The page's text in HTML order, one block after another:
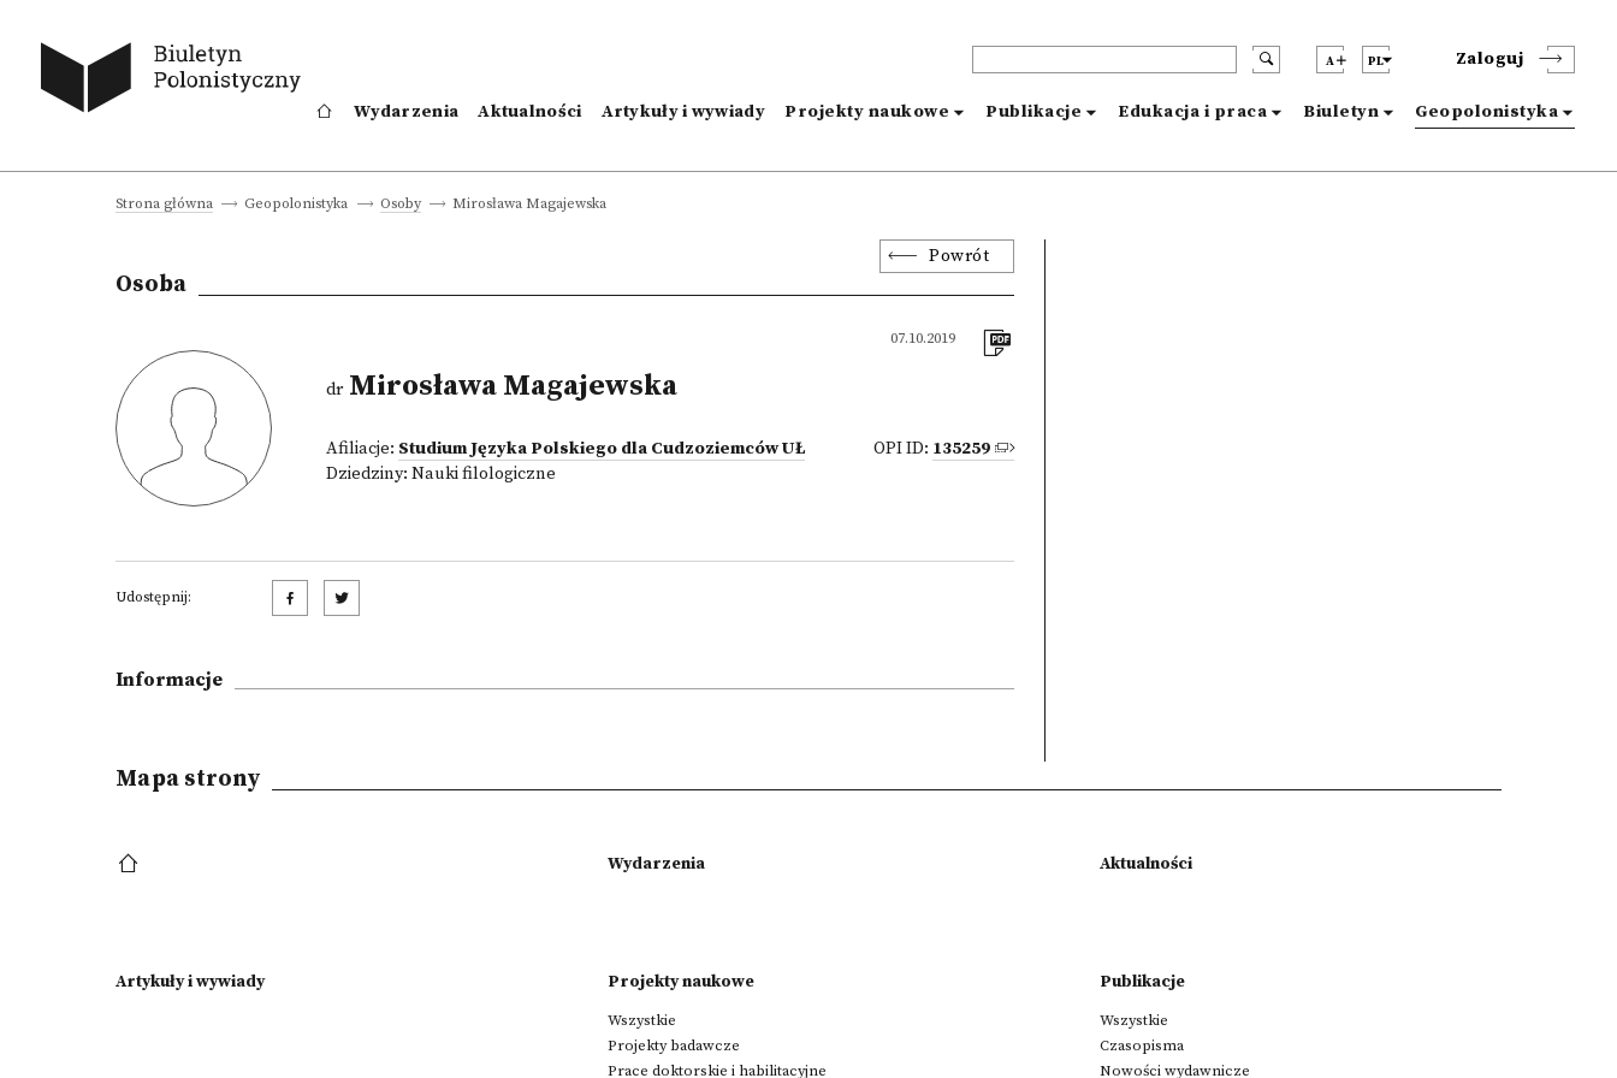
A PL Zaloguj
Wydarzenia Aktualności Artykuły i wywiady Projekty naukowe Publikacje Edukacja i praca Biuletyn Geopolonistyka
Strona główna Geopolonistyka Osoby Mirosława Magajewska
Powrót
Osoba
07.10.2019
drMirosława Magajewska
Afiliacje: Studium Języka Polskiego dla Cudzoziemców UŁ
Dziedziny: Nauki filologiczne
OPI ID: 135259
Udostępnij:
Informacje
Mapa strony
Wydarzenia Aktualności
Artykuły i wywiady Projekty naukowe
Wszystkie
Projekty badawcze
Prace doktorskie i habilitacyjne
Publikacje
Wszystkie
Czasopisma
Nowości wydawnicze